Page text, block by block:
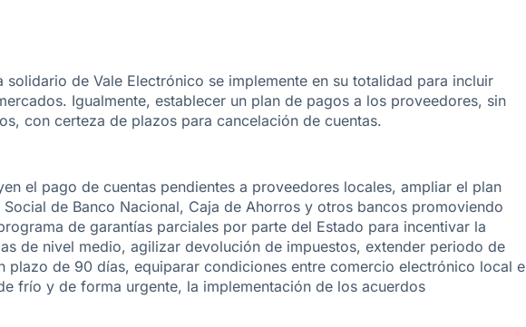
solidario de Vale Electrónico se implemente en su totalidad para incluir
Igualmente, establecer un plan de pagos a los proveedores, sin
con certeza de plazos para cancelación de cuentas.
el pago de cuentas pendientes a proveedores locales, ampliar el plan
de Banco Nacional, Caja de Ahorros y otros bancos promoviendo
de garantías parciales por parte del Estado para incentivar la
de nivel medio, agilizar devolución de impuestos, extender periodo de
plazo de 90 días, equiparar condiciones entre comercio electrónico local e
frío y de forma urgente, la implementación de los acuerdos